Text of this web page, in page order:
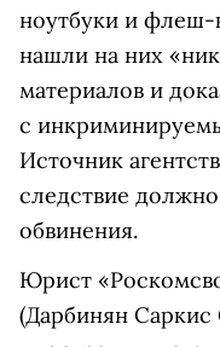
ноутбуки и флеш-
нашли на них
материалов и
с
Источник
следствие должно
обвинения.
Юрист
(Дарбинян